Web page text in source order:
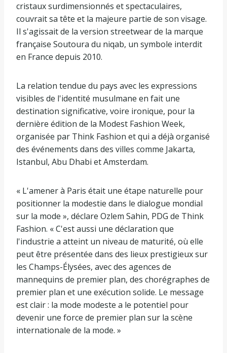
cristaux surdimensionnés et spectaculaires,
couvrait sa tête et la majeure partie de son visage.
Il s'agissait de la version streetwear de la marque
française Soutoura du niqab, un symbole interdit
en France depuis 2010.
La relation tendue du pays avec les expressions
visibles de l'identité musulmane en fait une
destination significative, voire ironique, pour la
dernière édition de la Modest Fashion Week,
organisée par Think Fashion et qui a déjà organisé
des événements dans des villes comme Jakarta,
Istanbul, Abu Dhabi et Amsterdam.
« L'amener à Paris était une étape naturelle pour
positionner la modestie dans le dialogue mondial
sur la mode », déclare Ozlem Sahin, PDG de Think
Fashion. « C'est aussi une déclaration que
l'industrie a atteint un niveau de maturité, où elle
peut être présentée dans des lieux prestigieux sur
les Champs-Élysées, avec des agences de
mannequins de premier plan, des chorégraphes de
premier plan et une exécution solide. Le message
est clair : la mode modeste a le potentiel pour
devenir une force de premier plan sur la scène
internationale de la mode. »